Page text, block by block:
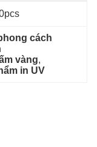
cách
vàng,
in UV